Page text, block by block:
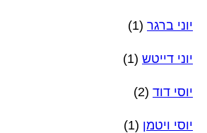
יוני ברגר (1)
יוני דייטש (1)
יוסי דוד (2)
יוסי ויטמן (1)